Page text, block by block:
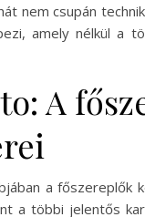
nem csupán
amely nélkül a
A
a főszereplők
a többi jelentős